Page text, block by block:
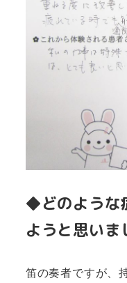
◆どのような
ようと思いま
笛の奏者ですが、